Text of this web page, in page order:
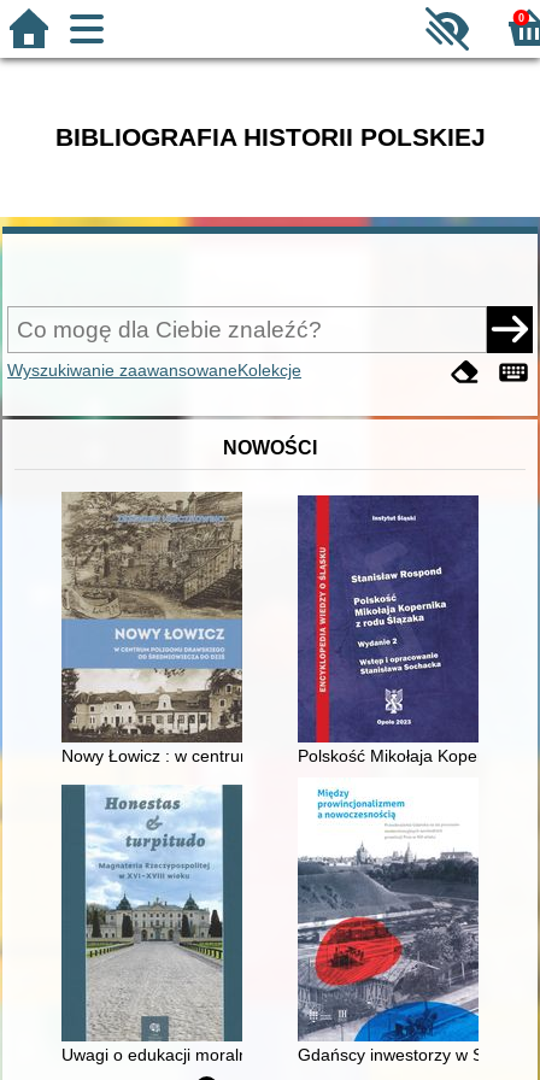
0
BIBLIOGRAFIA HISTORII POLSKIEJ
Wyszukiwanie zaawansowaneKolekcje
NOWOŚCI
Nowy Łowicz : w centrum poligonu drawskiego od
Polskość Mikołaja Kopernika z
Uwagi o edukacji moralnej synów szlacheckich w XVI-
Gdańscy inwestorzy w